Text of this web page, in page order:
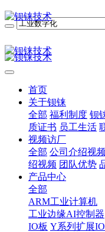
首页
关于钡铼
全部 福利制度 钡
质证书 员工生活
视频访厂
全部 公司介绍视频
绍视频 团队优势
产品中心
全部
ARM工业计算机
工业边缘AI控制器
IO板 Y系列扩展